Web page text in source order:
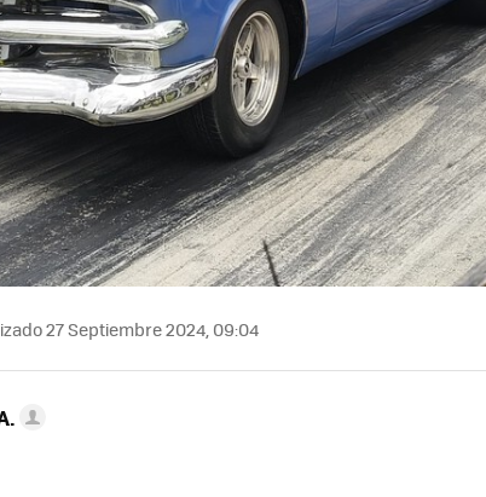
27 Septiembre 2024, 09:04